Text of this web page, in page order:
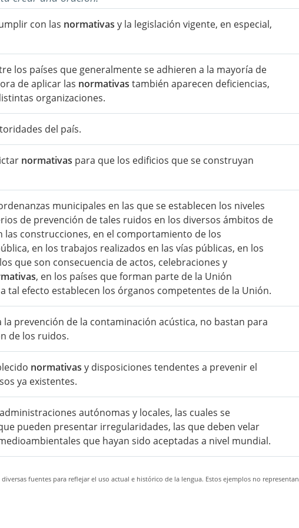
con las normativas y la legislación vigente, en especial,
los países que generalmente se adhieren a la mayoría de
de aplicar las normativas también aparecen deficiencias,
organizaciones.
del país.
normativas para que los edificios que se construyan
municipales en las que se establecen los niveles
de prevención de tales ruidos en los diversos ámbitos de
las construcciones, en el comportamiento de los
en los trabajos realizados en las vías públicas, en los
que son consecuencia de actos, celebraciones y
, en los países que forman parte de la Unión
tal efecto establecen los órganos competentes de la Unión.
prevención de la contaminación acústica, no bastan para
de los ruidos.
normativas y disposiciones tendentes a prevenir el
ya existentes.
autónomas y locales, las cuales se
pueden presentar irregularidades, las que deben velar
que hayan sido aceptadas a nivel mundial.
fuentes para reflejar el uso actual e histórico de la lengua. Estos ejemplos no representan